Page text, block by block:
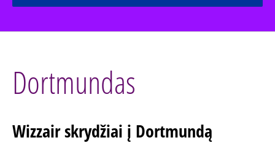
Dortmundas
Wizzair skrydžiai į Dortmundą